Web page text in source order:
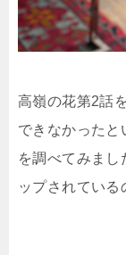
高嶺の花第2話
できなかったと
を調べてみま
ップされている